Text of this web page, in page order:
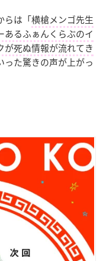
らは「横槍メンゴ先生
あるふぁんくらぶのイ
が死ぬ情報が流れてき
った驚きの声が上がっ